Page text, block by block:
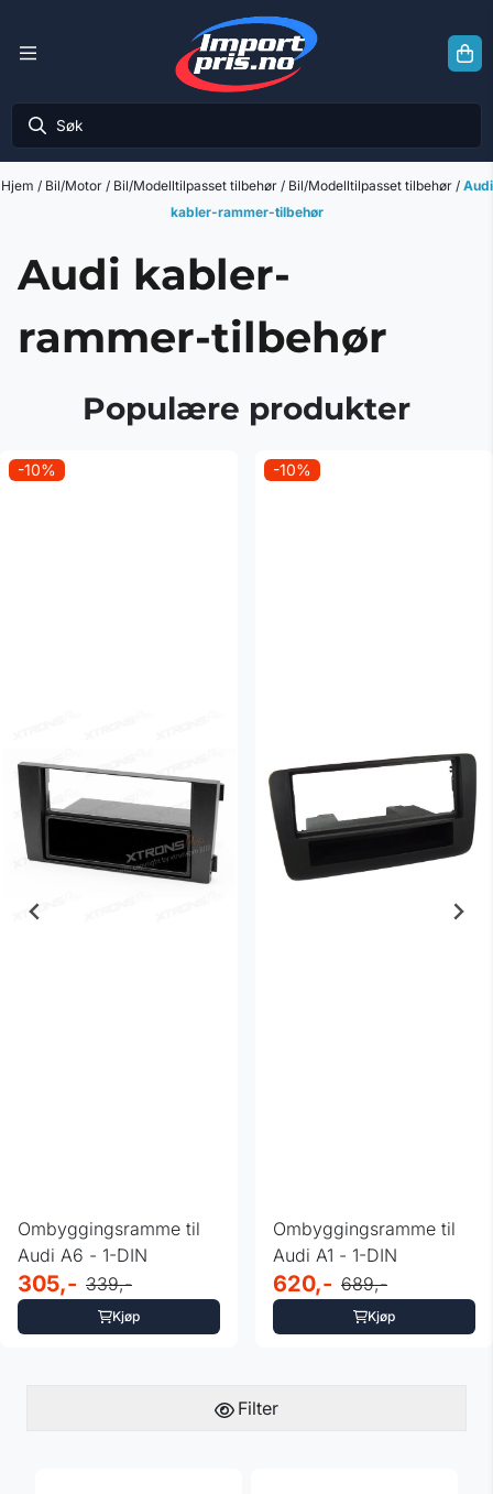
Hjem / Bil/Motor / Bil/Modelltilpasset tilbehør / Bil/Modelltilpasset tilbehør / Audi
kabler-rammer-tilbehør
Audi kabler-
rammer-tilbehør
Populære produkter
-10%
Ombyggingsramme til
Audi A6 - 1-DIN
305,- 339,-
Kjøp
-10%
Ombyggingsramme til
Audi A1 - 1-DIN
620,- 689,-
Kjøp
Filter